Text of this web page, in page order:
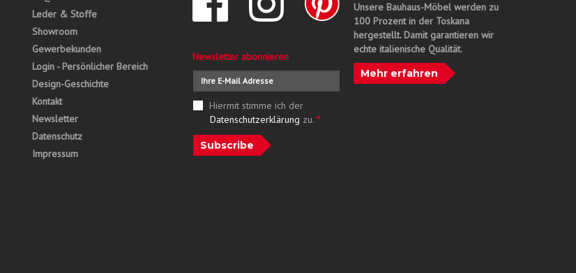
Leder & Stoffe
Showroom
Gewerbekunden
Login - Persönlicher Bereich
Design-Geschichte
Kontakt
Newsletter
Datenschutz
Impressum
Newsletter abonnieren
Hiermit stimme ich der
Datenschutzerklärung zu. *
Subscribe
Unsere Bauhaus-Möbel werden zu
100 Prozent in der Toskana
hergestellt. Damit garantieren wir
echte italienische Qualität.
Mehr erfahren